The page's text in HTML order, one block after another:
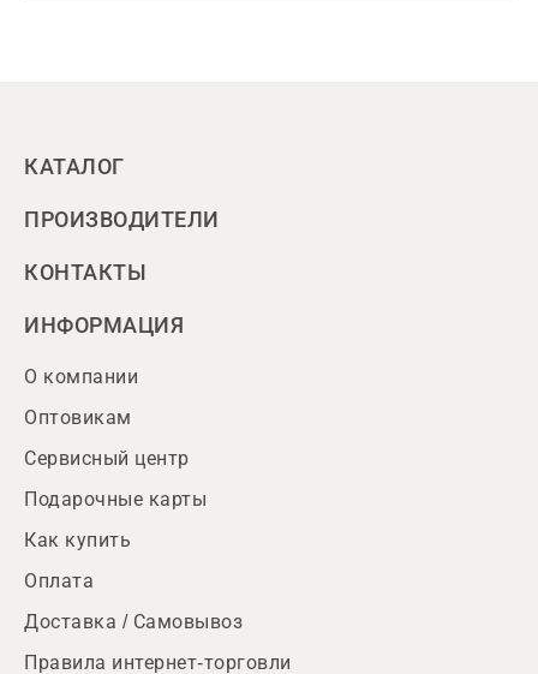
КАТАЛОГ
ПРОИЗВОДИТЕЛИ
КОНТАКТЫ
ИНФОРМАЦИЯ
О компании
Оптовикам
Сервисный центр
Подарочные карты
Как купить
Оплата
Доставка / Самовывоз
Правила интернет-торговли